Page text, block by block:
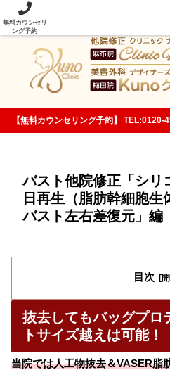
【無料カウンセリング予約】 TEL:0120-
バスト他院修正「シリ
日再生（脂肪幹細胞生
バスト左右差復元」編
目次
抜去してもバッグプロ
トサイズ越えは可能！
当院では人工物抜去＆VASER脂
無料カウンセリ
ング予約